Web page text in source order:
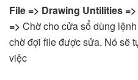
File => Drawing Untilities
=> Chờ cho cửa sổ dùng
chờ đợi file được sửa. Nó sẽ
việc